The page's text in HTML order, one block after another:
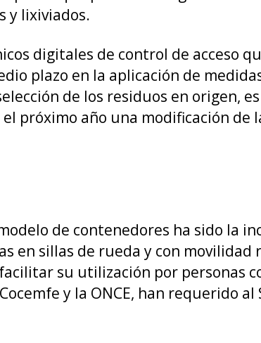
y lixiviados.
digitales de control de acceso
plazo en la aplicación de
de los residuos en origen,
próximo año una modificación
de contenedores ha sido la
en sillas de rueda y con movilidad
su utilización por personas
y la ONCE, han requerido